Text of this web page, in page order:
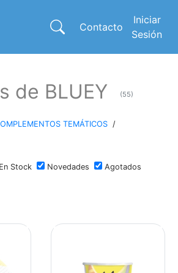
Contacto
Iniciar
Sesión
de BLUEY (55)
TEMÁTICOS /
En Stock Novedades Agotados